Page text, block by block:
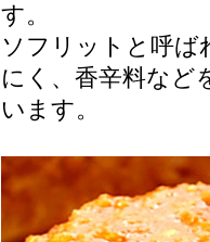
す。
ソフリットと呼ば
にく、香辛料など
います。